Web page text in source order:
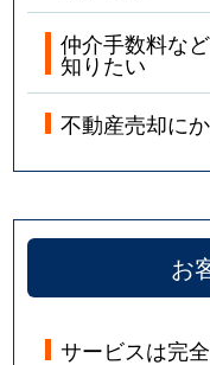
仲介手数料な
知りたい
不動産売却に
お
サービスは完